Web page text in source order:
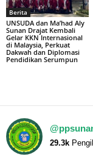
Berita
UNSUDA dan Ma’had Aly
Sunan Drajat Kembali
Gelar KKN Internasional
di Malaysia, Perkuat
Dakwah dan Diplomasi
Pendidikan Serumpun
29.3k